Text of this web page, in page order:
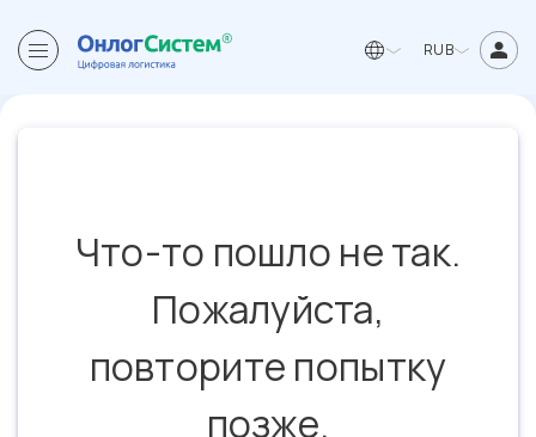
RUB
Что-то пошло не так.
Пожалуйста,
повторите попытку
позже.